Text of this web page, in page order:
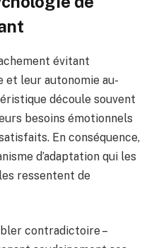
évitant
et leur autonomie au-
découle souvent
besoins émotionnels
En conséquence,
d’adaptation qui les
ressentent de
contradictoire –